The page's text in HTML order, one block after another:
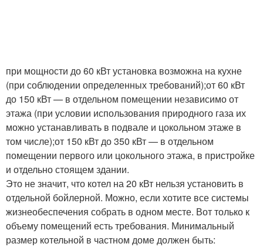
при мощности до 60 кВт установка возможна на кухне
(при соблюдении определенных требований);от 60 кВт
до 150 кВт — в отдельном помещении независимо от
этажа (при условии использования природного газа их
можно устанавливать в подвале и цокольном этаже в
том числе);от 150 кВт до 350 кВт — в отдельном
помещении первого или цокольного этажа, в пристройке
и отдельно стоящем здании.
Это не значит, что котел на 20 кВт нельзя установить в
отдельной бойлерной. Можно, если хотите все системы
жизнеобеспечения собрать в одном месте. Вот только к
объему помещений есть требования. Минимальный
размер котельной в частном доме должен быть: